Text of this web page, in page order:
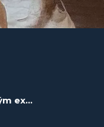
Jak to bylo s Filadelsfským experimentem? Fakta vítězí #2